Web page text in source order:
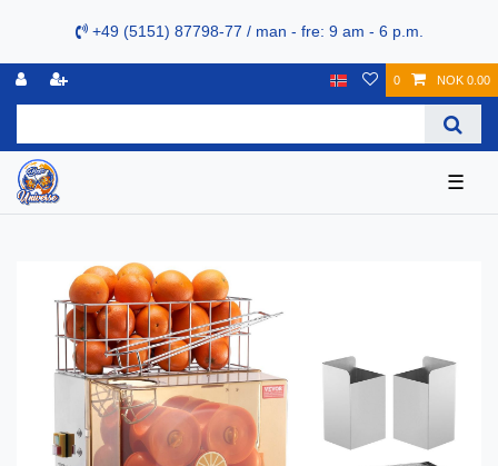
+49 (5151) 87798-77 / man - fre: 9 am - 6 p.m.
0 NOK 0.00
☰